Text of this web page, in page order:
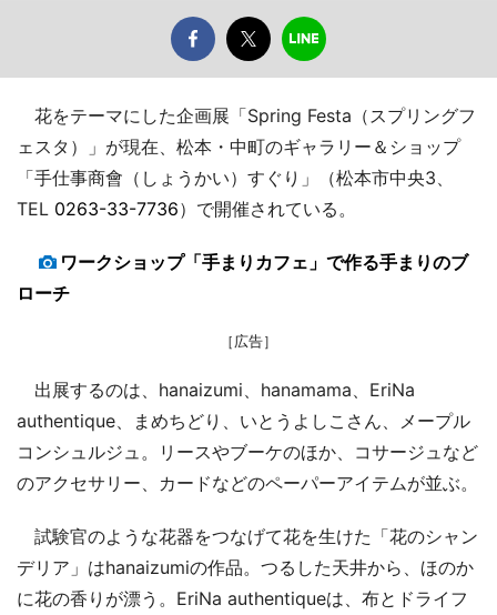
花をテーマにした企画展「Spring Festa（スプリングフ
ェスタ）」が現在、松本・中町のギャラリー＆ショップ
「手仕事商會（しょうかい）すぐり」（松本市中央3、
TEL 0263-33-7736）で開催されている。
ワークショップ「手まりカフェ」で作る手まりのブ
ローチ
［広告］
出展するのは、hanaizumi、hanamama、EriNa
authentique、まめちどり、いとうよしこさん、メープル
コンシュルジュ。リースやブーケのほか、コサージュなど
のアクセサリー、カードなどのペーパーアイテムが並ぶ。
試験官のような花器をつなげて花を生けた「花のシャン
デリア」はhanaizumiの作品。つるした天井から、ほのか
に花の香りが漂う。EriNa authentiqueは、布とドライフ